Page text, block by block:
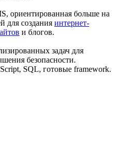
ориентированная больше на
для создания интернет-
и блогов.
задач для
безопасности.
SQL, готовые framework.